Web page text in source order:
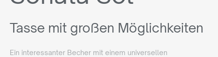
Tasse mit großen Möglichkeiten
Ein interessanter Becher mit einem universellen